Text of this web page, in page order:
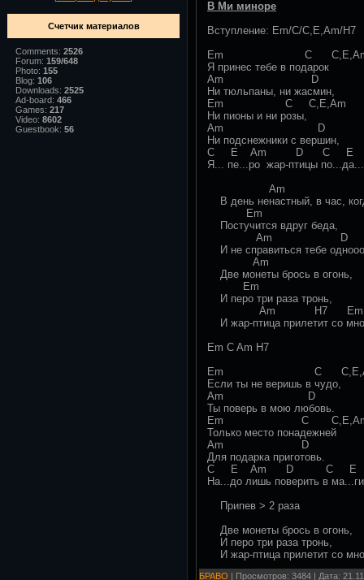
Счетчик материалов
Comments: 2526
Forum: 159/648
Photo: 155
Blog: 106
Downloads: 2525
Ad-board: 466
Games: 217
Video: 8602
Guestbook: 56
В Ми миноре
Вступление: Еm/C/С,E,Am/H7
Em C
Я принес тебе в подарок
Am D
Ни тюльпаны, ни жасмин,
Em C С,E,Am
Ни пионы и ни розы,
Am D
Ни подснежники с вершин,
C E Am D C E
Я... пе...ро жар-птицы
Am
В день ненастный, в час,
Em
Постучится вдруг беда,
Am D
И не справиться тебе
Am
Две монеты брось в огонь,
Em
И перо три раза тронь,
Am H7 Em
И жар-птица прилетит со
Em C Am H7
Em C
Если ты не веришь в чудо,
Am D
Ты поверь в мою любовь.
Em C
Только место понадежней
Am D
Для подарка приготовь.
C E Am D C E
На...до лишь поверить в
Припев > 2 раза
Две монеты брось в огонь,
И перо три раза тронь,
И жар-птица прилетит со
БРАВО | Просмотров: 3484 | Дата: